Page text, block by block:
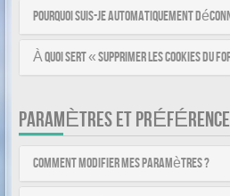
Pourquoi suis-je automatiquement
À quoi sert « Supprimer les cookies du
PARAMÈTRES ET
Comment modifier mes paramètres ?